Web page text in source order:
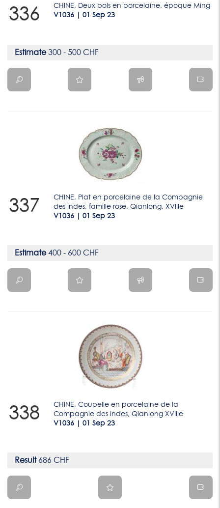
336
CHINE, Deux bols en porcelaine, époque Ming
V1036 | 01 Sep 23
Estimate300 - 500 CHF
337
CHINE, Plat en porcelaine de la Compagnie
des Indes, famille rose, Qianlong, XVIIIe
V1036 | 01 Sep 23
Estimate400 - 600 CHF
338
CHINE, Coupelle en porcelaine de la
Compagnie des Indes, Qianlong XVIIIe
V1036 | 01 Sep 23
Result686 CHF